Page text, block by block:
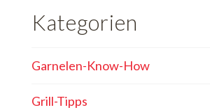
Kategorien
Garnelen-Know-How
Grill-Tipps